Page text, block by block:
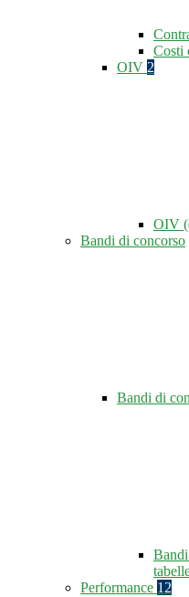
Costi
OIV 2
OIV
Bandi di concorso
Bandi di
Performance 12